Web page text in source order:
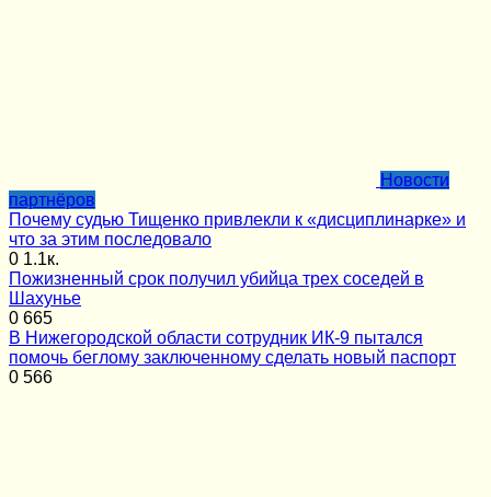
Новости
партнёров
Почему судью Тищенко привлекли к «дисциплинарке» и
что за этим последовало
0 1.1к.
Пожизненный срок получил убийца трех соседей в
Шахунье
0 665
В Нижегородской области сотрудник ИК-9 пытался
помочь беглому заключенному сделать новый паспорт
0 566